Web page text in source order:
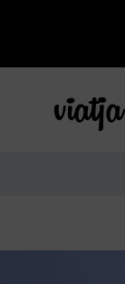
viatja